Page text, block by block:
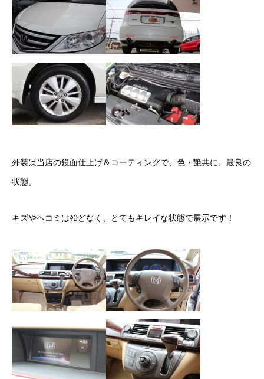
オートローン
ジャストリース プラン例
保険ご相談
会社案内
ご挨拶
会社概要
沿革
クロちゃんの独り言
ご納車
ご成約
部品取付
車磨き
外装は当店の鏡面仕上げ＆コーティングで、色・艶共に、最良の
状態。
キズやヘコミは殆どなく、とてもキレイな状態で展示です！